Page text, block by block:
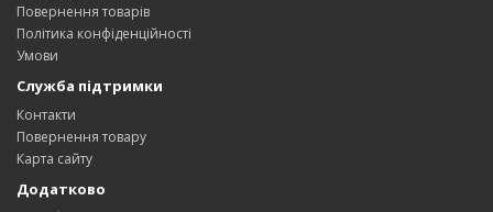
Повернення товарів
Політика конфіденційності
Умови
Служба підтримки
Контакти
Повернення товару
Карта сайту
Додатково